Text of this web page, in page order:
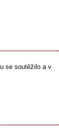
se soutěžilo a v